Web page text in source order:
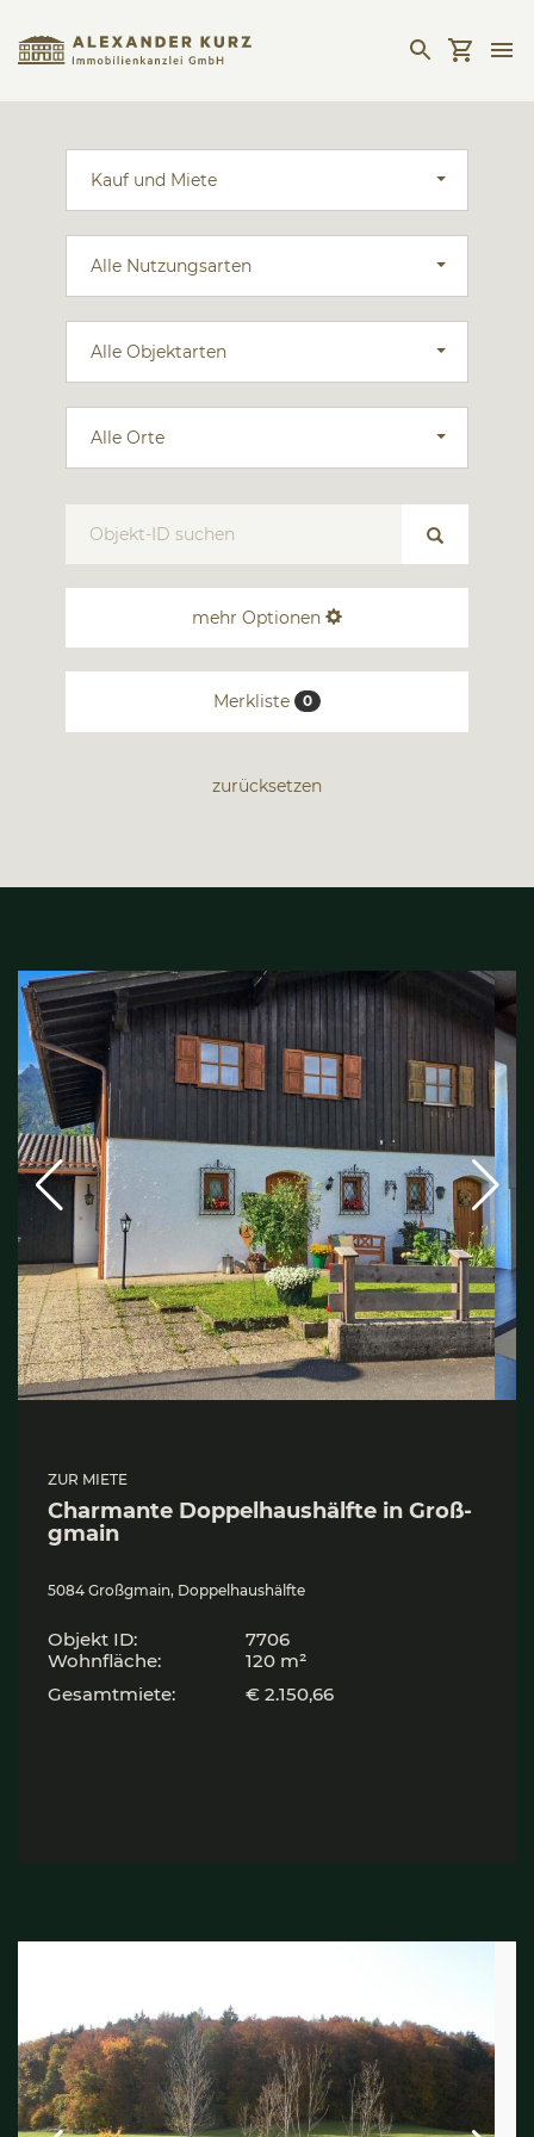
Kauf und Miete
Alle Nutzungsarten
Alle Objektarten
Alle Orte
mehr Optionen
Merkliste 0
zurücksetzen
ZUR MIETE
Char­man­te Dop­pel­haus­hälf­te in Groß­
gmain
5084 Großgmain, Doppelhaushälfte
Objekt ID:
7706
Wohnfläche:
120 m²
Gesamtmiete:
€ 2.150,66